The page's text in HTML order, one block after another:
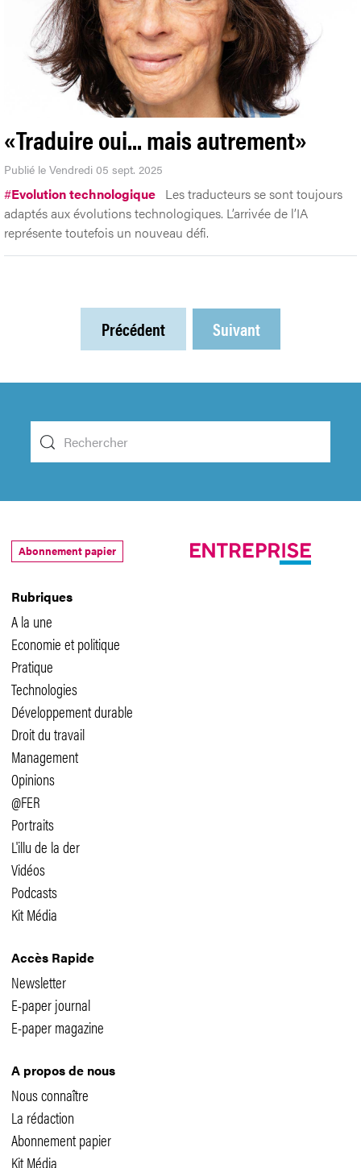
«Traduire oui... mais autrement»
Publié le Vendredi 05 sept. 2025
#Evolution technologique Les traducteurs se sont toujours
adaptés aux évolutions technologiques. L’arrivée de l’IA
représente toutefois un nouveau défi.
Précédent Suivant
Rubriques
A la une
Economie et politique
Pratique
Technologies
Développement durable
Droit du travail
Management
Opinions
@FER
Portraits
L'illu de la der
Vidéos
Podcasts
Kit Média
Accès Rapide
Newsletter
E-paper journal
E-paper magazine
A propos de nous
Nous connaître
La rédaction
Abonnement papier
Kit Média
Abonnement papier